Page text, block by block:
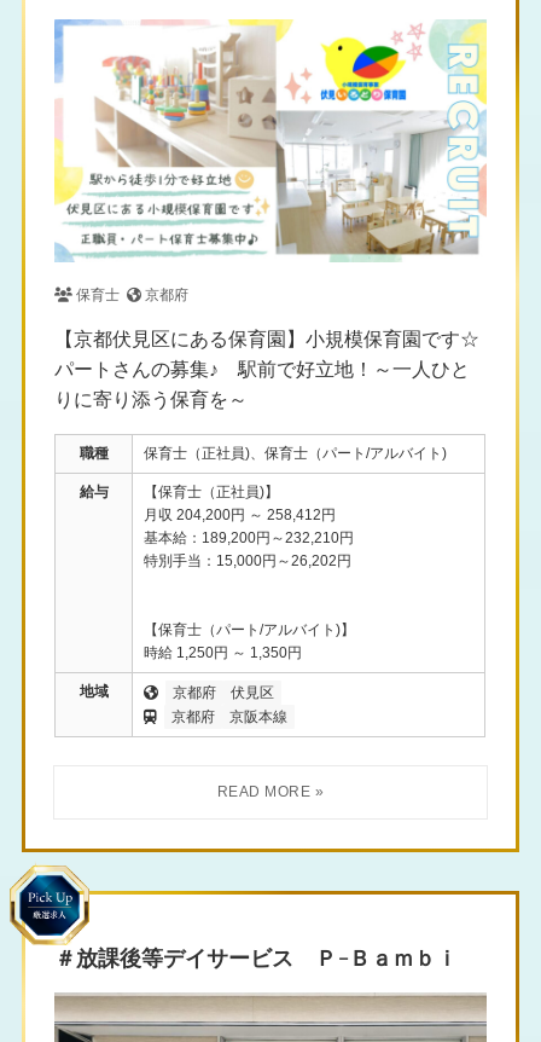
保育士 京都府
【京都伏見区にある保育園】小規模保育園です☆
パートさんの募集♪ 駅前で好立地！～一人ひと
りに寄り添う保育を～
職種 保育士（正社員)、保育士（パート/アルバイト)
給与
【保育士（正社員)】
月収 204,200円 ～ 258,412円
基本給：189,200円～232,210円
特別手当：15,000円～26,202円
【保育士（パート/アルバイト)】
時給 1,250円 ～ 1,350円
地域 京都府
伏見区
京都府
京阪本線
＃放課後等デイサービス Ｐ-Ｂａｍｂｉ